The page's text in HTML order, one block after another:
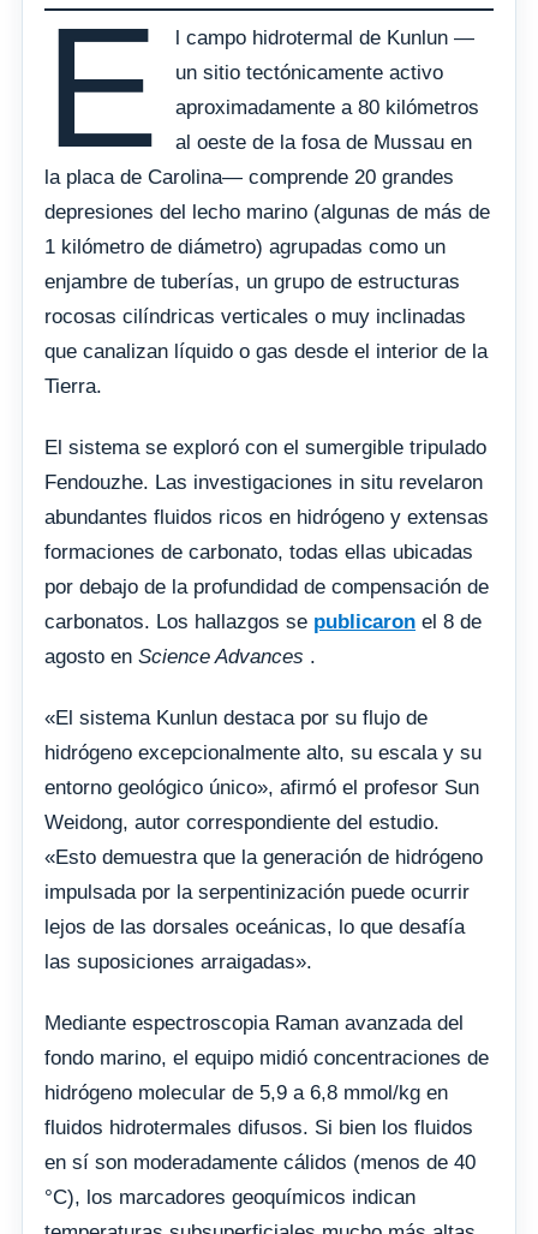
E
l campo hidrotermal de Kunlun —
un sitio tectónicamente activo
aproximadamente a 80 kilómetros
al oeste de la fosa de Mussau en
la placa de Carolina— comprende 20 grandes
depresiones del lecho marino (algunas de más de
1 kilómetro de diámetro) agrupadas como un
enjambre de tuberías, un grupo de estructuras
rocosas cilíndricas verticales o muy inclinadas
que canalizan líquido o gas desde el interior de la
Tierra.
El sistema se exploró con el sumergible tripulado
Fendouzhe. Las investigaciones in situ revelaron
abundantes fluidos ricos en hidrógeno y extensas
formaciones de carbonato, todas ellas ubicadas
por debajo de la profundidad de compensación de
carbonatos. Los hallazgos se publicaron el 8 de
agosto en Science Advances .
«El sistema Kunlun destaca por su flujo de
hidrógeno excepcionalmente alto, su escala y su
entorno geológico único», afirmó el profesor Sun
Weidong, autor correspondiente del estudio.
«Esto demuestra que la generación de hidrógeno
impulsada por la serpentinización puede ocurrir
lejos de las dorsales oceánicas, lo que desafía
las suposiciones arraigadas».
Mediante espectroscopia Raman avanzada del
fondo marino, el equipo midió concentraciones de
hidrógeno molecular de 5,9 a 6,8 mmol/kg en
fluidos hidrotermales difusos. Si bien los fluidos
en sí son moderadamente cálidos (menos de 40
°C), los marcadores geoquímicos indican